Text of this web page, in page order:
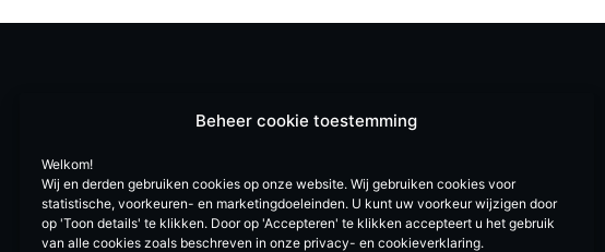
Beheer cookie toestemming
Welkom!
Wij en derden gebruiken cookies op onze website. Wij gebruiken cookies voor
statistische, voorkeuren- en marketingdoeleinden. U kunt uw voorkeur wijzigen door
op 'Toon details' te klikken. Door op 'Accepteren' te klikken accepteert u het gebruik
van alle cookies zoals beschreven in onze privacy- en cookieverklaring.